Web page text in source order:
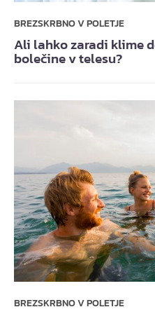
BREZSKRBNO V POLETJE
Ali lahko zaradi klime
bolečine v telesu?
BREZSKRBNO V POLETJE